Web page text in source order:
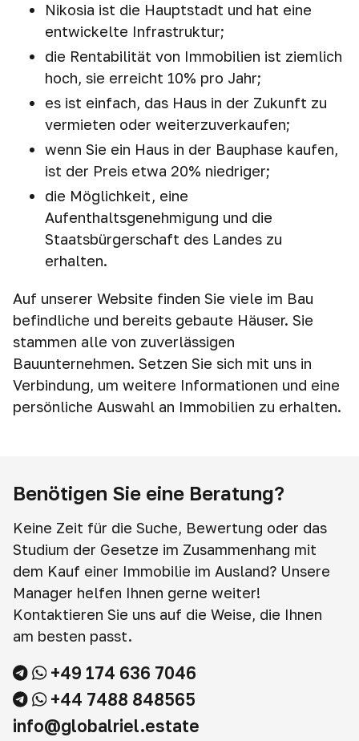
Nikosia ist die Hauptstadt und hat eine
entwickelte Infrastruktur;
die Rentabilität von Immobilien ist ziemlich
hoch, sie erreicht 10% pro Jahr;
es ist einfach, das Haus in der Zukunft zu
vermieten oder weiterzuverkaufen;
wenn Sie ein Haus in der Bauphase kaufen,
ist der Preis etwa 20% niedriger;
die Möglichkeit, eine
Aufenthaltsgenehmigung und die
Staatsbürgerschaft des Landes zu
erhalten.
Auf unserer Website finden Sie viele im Bau
befindliche und bereits gebaute Häuser. Sie
stammen alle von zuverlässigen
Bauunternehmen. Setzen Sie sich mit uns in
Verbindung, um weitere Informationen und eine
persönliche Auswahl an Immobilien zu erhalten.
Benötigen Sie eine Beratung?
Keine Zeit für die Suche, Bewertung oder das
Studium der Gesetze im Zusammenhang mit
dem Kauf einer Immobilie im Ausland? Unsere
Manager helfen Ihnen gerne weiter!
Kontaktieren Sie uns auf die Weise, die Ihnen
am besten passt.
+49 174 636 7046
+44 7488 848565
info@globalriel.estate